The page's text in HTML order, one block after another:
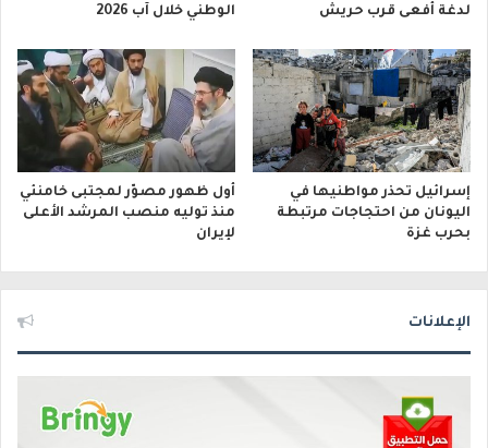
لدغة أفعى قرب حريش الوطني خلال آب 2026
إسرائيل تحذر مواطنيها في
اليونان من احتجاجات مرتبطة
بحرب غزة
أول ظهور مصوّر لمجتبى خامنئي
منذ توليه منصب المرشد الأعلى
لإيران
الإعلانات